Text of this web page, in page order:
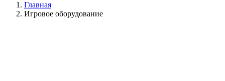
Главная
Игровое оборудование